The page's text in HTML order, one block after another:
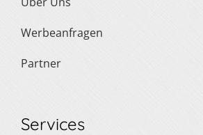
Werbeanfragen
Partner
Services